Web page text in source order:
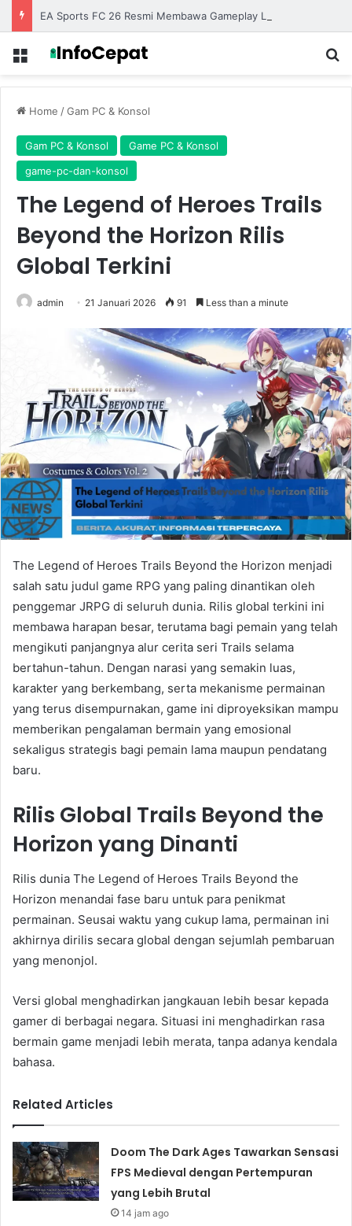
Menu
Home /Gam PC & Konsol
Gam PC & Konsol
Game PC & Konsol
game-pc-dan-konsol
The Legend of Heroes Trails
Beyond the Horizon Rilis
Global Terkini
admin 21 Januari 2026 91 Less than a minute
The Legend of Heroes Trails Beyond the Horizon menjadi
salah satu judul game RPG yang paling dinantikan oleh
penggemar JRPG di seluruh dunia. Rilis global terkini ini
membawa harapan besar, terutama bagi pemain yang telah
mengikuti panjangnya alur cerita seri Trails selama
bertahun-tahun. Dengan narasi yang semakin luas,
karakter yang berkembang, serta mekanisme permainan
yang terus disempurnakan, game ini diproyeksikan mampu
memberikan pengalaman bermain yang emosional
sekaligus strategis bagi pemain lama maupun pendatang
baru.
Rilis Global Trails Beyond the
Horizon yang Dinanti
Rilis dunia The Legend of Heroes Trails Beyond the
Horizon menandai fase baru untuk para penikmat
permainan. Seusai waktu yang cukup lama, permainan ini
akhirnya dirilis secara global dengan sejumlah pembaruan
yang menonjol.
Versi global menghadirkan jangkauan lebih besar kepada
gamer di berbagai negara. Situasi ini menghadirkan rasa
bermain game menjadi lebih merata, tanpa adanya kendala
bahasa.
Related Articles
Doom The Dark Ages Tawarkan Sensasi
FPS Medieval dengan Pertempuran
yang Lebih Brutal
14 jam ago